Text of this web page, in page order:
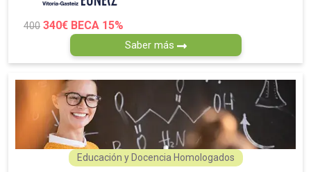
400 340€ BECA 15%
Saber más
Educación y Docencia Homologados